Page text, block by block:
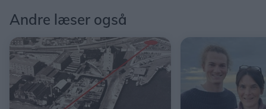
Andre læser også